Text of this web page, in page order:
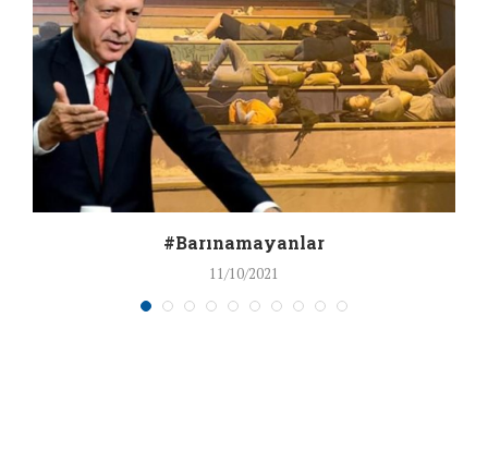
#Barınamayanlar
11/10/2021